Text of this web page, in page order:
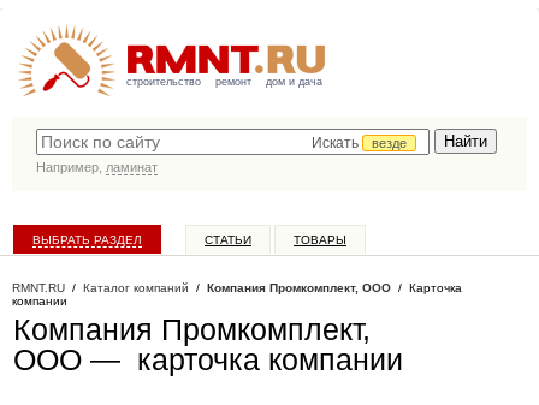
строительство ремонт дом и дача
Искать
везде
Например, ламинат
ВЫБРАТЬ РАЗДЕЛ СТАТЬИ ТОВАРЫ
RMNT.RU / Каталог компаний / Компания Промкомплект, ООО / Карточка
компании
Компания Промкомплект,
ООО — карточка компании